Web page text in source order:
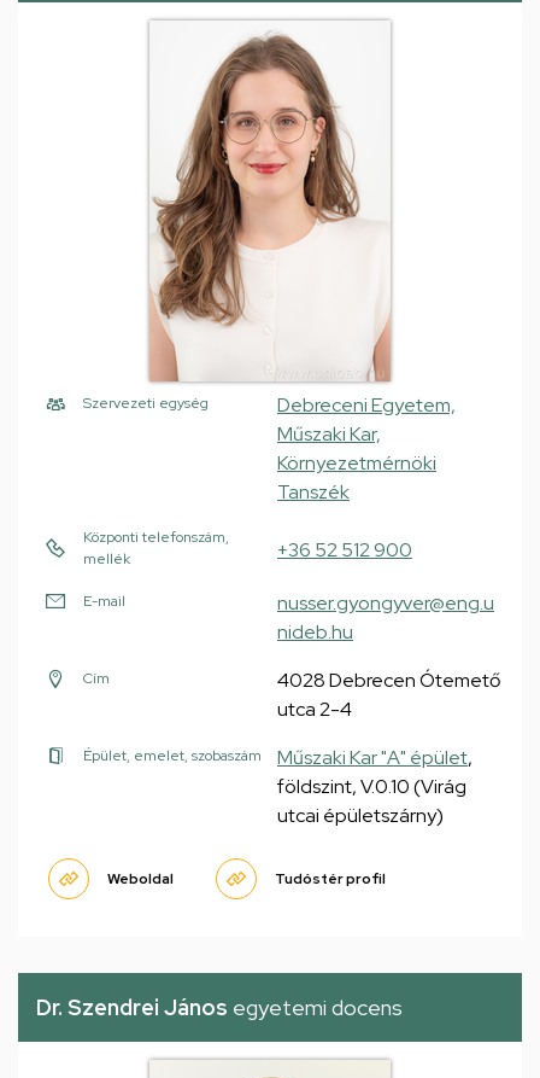
Szervezeti egység
Debreceni Egyetem,
Műszaki Kar,
Környezetmérnöki
Tanszék
Központi telefonszám,
mellék
+36 52 512 900
E-mail
nusser.gyongyver@eng.u
nideb.hu
Cím
4028 Debrecen Ótemető
utca 2-4
Épület, emelet, szobaszám Műszaki Kar "A" épület,
földszint, V.0.10 (Virág
utcai épületszárny)
Weboldal Tudóstér profil
Dr. Szendrei János egyetemi docens